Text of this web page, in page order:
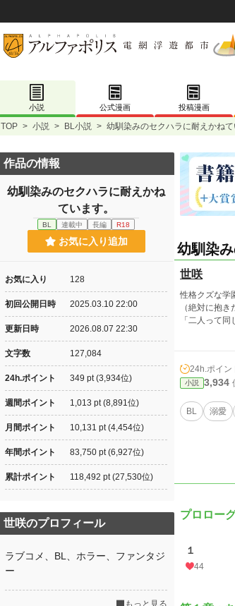
小説 公式漫画 投稿漫画
TOP > 小説 > BL小説 > 幼馴染みのセクハラに耐えかねて
幼馴染
世咲
性格クズな学
（絶対に抱
「二人って
24h.ポイン
小説 3,934
BL 溺愛
プロロー
１
44
作品の情報
幼馴染みのセクハラに耐えかね
ています。
BL 連載中 長編 R18
お気に入り追加
お気に入り 128
初回公開日時 2025.03.10 22:00
更新日時 2026.08.07 22:30
文字数 127,084
24h.ポイント 349 pt (3,934位)
週間ポイント 1,013 pt (8,891位)
月間ポイント 10,131 pt (4,454位)
年間ポイント 83,750 pt (6,927位)
累計ポイント 118,492 pt (27,530位)
世咲のプロフィール
ラブコメ、BL、ホラー、ファンタジ
ー
もっと見る